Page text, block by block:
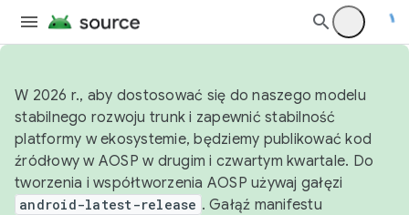
W 2026 r., aby dostosować się do naszego modelu
stabilnego rozwoju trunk i zapewnić stabilność
platformy w ekosystemie, będziemy publikować kod
źródłowy w AOSP w drugim i czwartym kwartale. Do
tworzenia i współtworzenia AOSP używaj gałęzi
android-latest-release . Gałąź manifestu